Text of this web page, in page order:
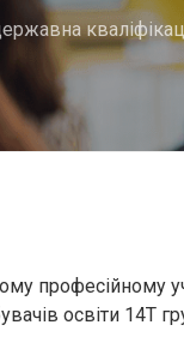
професійному
освіти 14Т